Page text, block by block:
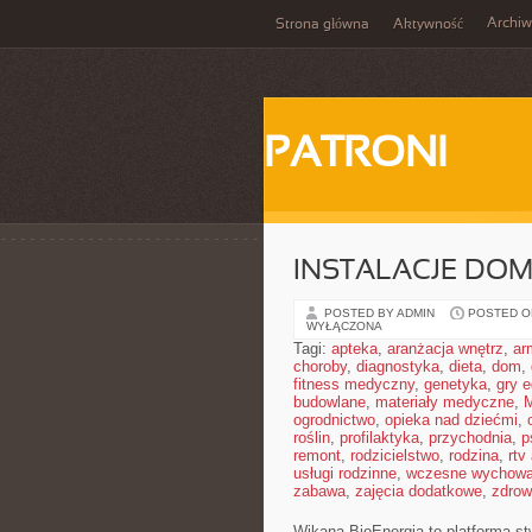
Strona główna Aktywność
PATRONI
INSTALACJE
POSTED BY ADMIN POSTED
WYŁĄCZONA
Tagi: apteka, aranżacja wnętrz,
choroby, diagnostyka, dieta, dom,
fitness medyczny, genetyka, gry
budowlane, materiały medyczne,
ogrodnictwo, opieka nad dziećmi,
roślin, profilaktyka, przychodnia,
remont, rodzicielstwo, rodzina, rtv
usługi rodzinne, wczesne
zabawa, zajęcia dodatkowe,